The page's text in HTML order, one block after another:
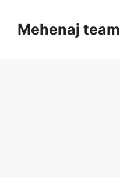
contentMehenaj team